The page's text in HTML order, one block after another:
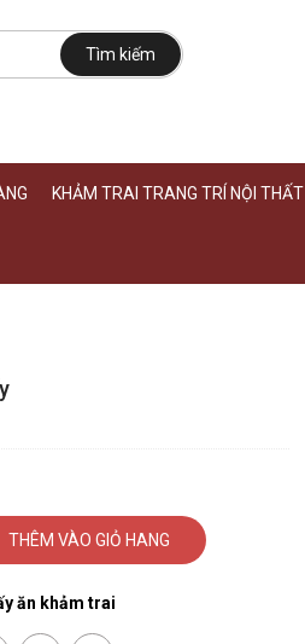
Tìm kiếm
KHẢM TRAI TRANG TRÍ NỘI THẤT
THÊM VÀO GIỎ HANG
ăn khảm trai